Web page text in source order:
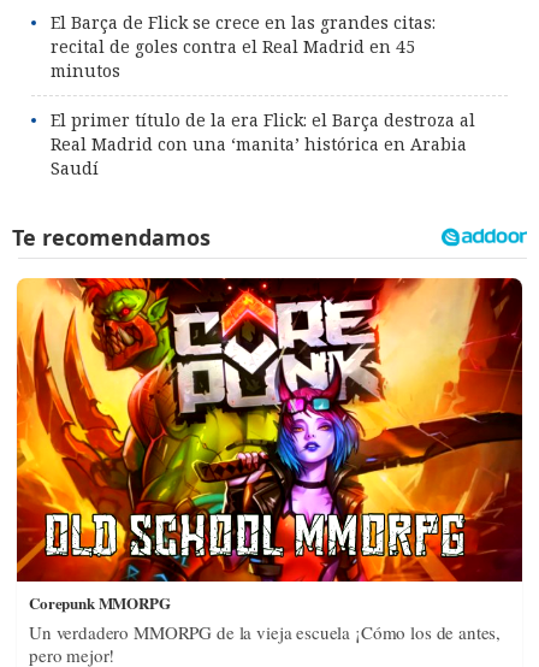
El Barça de Flick se crece en las grandes citas:
recital de goles contra el Real Madrid en 45
minutos
El primer título de la era Flick: el Barça destroza al
Real Madrid con una ‘manita’ histórica en Arabia
Saudí